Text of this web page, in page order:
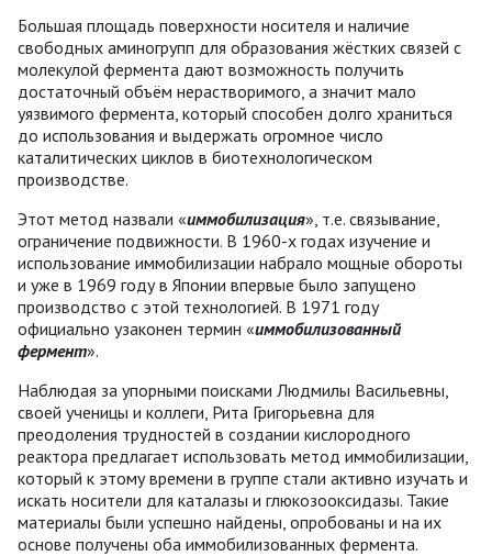
Большая площадь поверхности носителя и наличие
свободных аминогрупп для образования жёстких связей с
молекулой фермента дают возможность получить
достаточный объём нерастворимого, а значит мало
уязвимого фермента, который способен долго храниться
до использования и выдержать огромное число
каталитических циклов в биотехнологическом
производстве.
Этот метод назвали «иммобилизация», т.е. связывание,
ограничение подвижности. В 1960-х годах изучение и
использование иммобилизации набрало мощные обороты
и уже в 1969 году в Японии впервые было запущено
производство с этой технологией. В 1971 году
официально узаконен термин «иммобилизованный
фермент».
Наблюдая за упорными поисками Людмилы Васильевны,
своей ученицы и коллеги, Рита Григорьевна для
преодоления трудностей в создании кислородного
реактора предлагает использовать метод иммобилизации,
который к этому времени в группе стали активно изучать и
искать носители для каталазы и глюкозооксидазы. Такие
материалы были успешно найдены, опробованы и на их
основе получены оба иммобилизованных фермента.